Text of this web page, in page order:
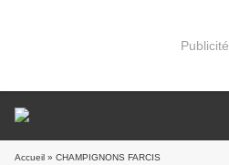
Publicité
Accueil » CHAMPIGNONS FARCIS